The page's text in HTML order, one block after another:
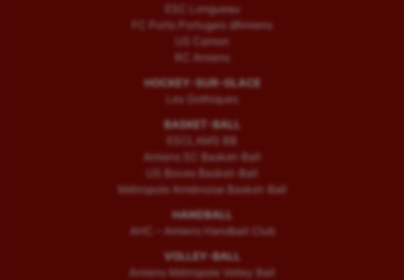
ESC Longueau
FC Porto Portugais d’Amiens
US Camon
RC Amiens
HOCKEY-SUR-GLACE
Les Gothiques
BASKET-BALL
ESCLAMS BB
Amiens SC Basket-Ball
US Boves Basket-Ball
Métropole Amiénoise Basket-Ball
HANDBALL
AHC – Amiens Handball Club
VOLLEY-BALL
Amiens Métropole Volley Ball